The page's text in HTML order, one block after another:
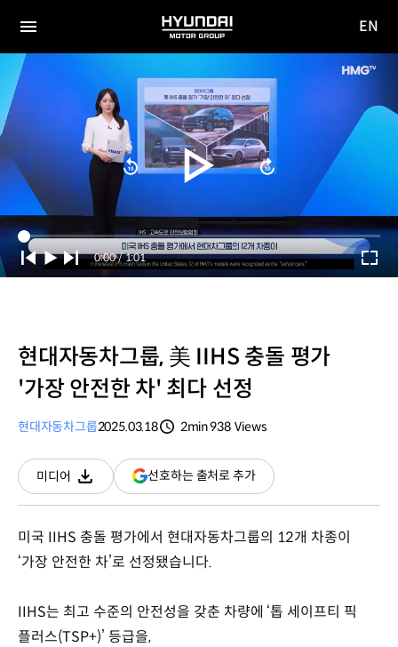
전체
HYUNDAI
MOTOR
GROUP
사이
EN
Current
Time
0:00 / Duration
1:01
현대자동차그룹, 美 IIHS 충돌 평가
'가장 안전한 차' 최다 선정
현대자동차그룹2025.03.18
2min938 Views
미디어
다운로드
선호하는 출처로 추가(새
창
미국 IIHS 충돌 평가에서 현대자동차그룹의 12개 차종이
‘가장 안전한 차’로 선정됐습니다.
IIHS는 최고 수준의 안전성을 갖춘 차량에 ‘톱 세이프티 픽
플러스(TSP+)’ 등급을,